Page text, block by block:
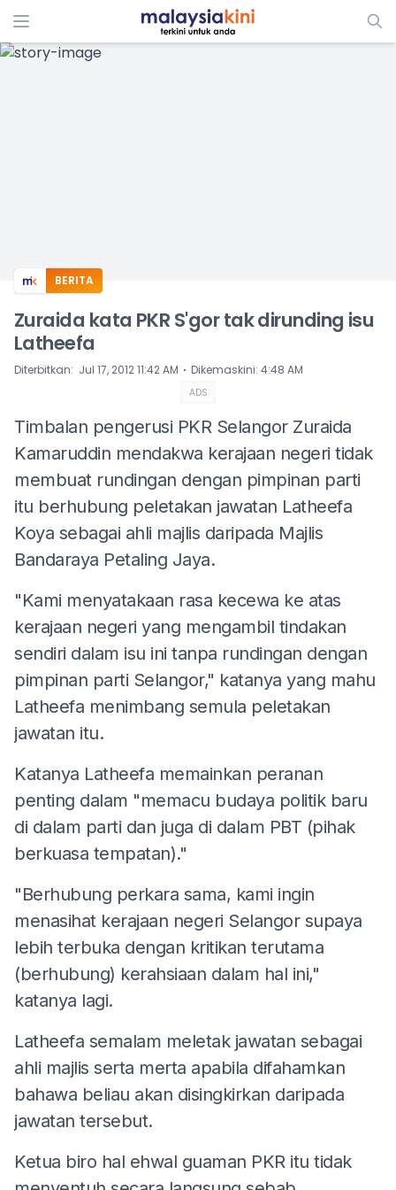
ADS
BERITA
Zuraida kata PKR S'gor tak dirunding isu
Latheefa
Diterbitkan: Jul 17, 2012 11:42 AM ⋅ Dikemaskini: 4:48 AM
ADS
Timbalan pengerusi PKR Selangor Zuraida
Kamaruddin mendakwa kerajaan negeri tidak
membuat rundingan dengan pimpinan parti
itu berhubung peletakan jawatan Latheefa
Koya sebagai ahli majlis daripada Majlis
Bandaraya Petaling Jaya.
"Kami menyatakaan rasa kecewa ke atas
kerajaan negeri yang mengambil tindakan
sendiri dalam isu ini tanpa rundingan dengan
pimpinan parti Selangor," katanya yang mahu
Latheefa menimbang semula peletakan
jawatan itu.
Katanya Latheefa memainkan peranan
penting dalam "memacu budaya politik baru
di dalam parti dan juga di dalam PBT (pihak
berkuasa tempatan)."
"Berhubung perkara sama, kami ingin
menasihat kerajaan negeri Selangor supaya
lebih terbuka dengan kritikan terutama
(berhubung) kerahsiaan dalam hal ini,"
katanya lagi.
Latheefa semalam meletak jawatan sebagai
ahli majlis serta merta apabila difahamkan
bahawa beliau akan disingkirkan daripada
jawatan tersebut.
Ketua biro hal ehwal guaman PKR itu tidak